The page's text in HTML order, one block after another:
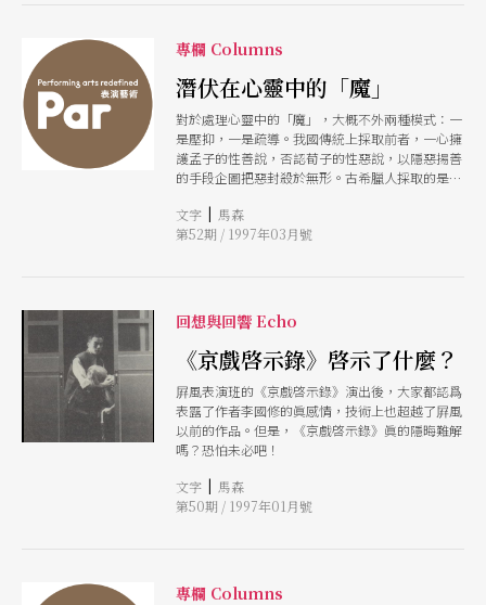
專欄 Columns
潛伏在心靈中的「魔」
對於處理心靈中的「魔」，大概不外兩種模式：一
是壓抑，一是疏導。我國傳統上採取前者，一心擁
護孟子的性善說，否認荀子的性惡說，以隱惡揚善
的手段企圖把惡封殺於無形。古希臘人採取的是後
所言「悲劇可以引發起哀憐與恐懼，使觀者的情緖
得到發散。」
文字 | 馬森
第52期 / 1997年03月號
回想與回響 Echo
《京戲啓示錄》啓示了什麼？
屛風表演班的《京戲啓示錄》演出後，大家都認爲
表露了作者李國修的眞感情，技術上也超越了屛風
以前的作品。但是，《京戲啓示錄》眞的隱晦難解
嗎？恐怕未必吧！
文字 | 馬森
第50期 / 1997年01月號
專欄 Columns